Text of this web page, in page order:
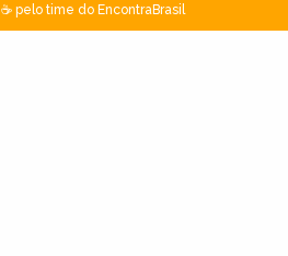
pelo time do EncontraBrasil